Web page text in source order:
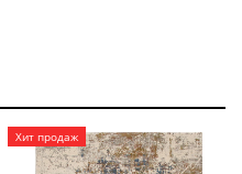
Хит продаж